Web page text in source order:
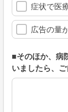
症状で医
広告の量
■そのほか、病
いましたら、
■そのほか、病